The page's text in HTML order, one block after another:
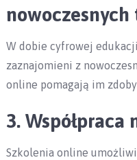
W dobie cyfrowej
zaznajomieni z
online pomagają im
3.
Szkolenia online